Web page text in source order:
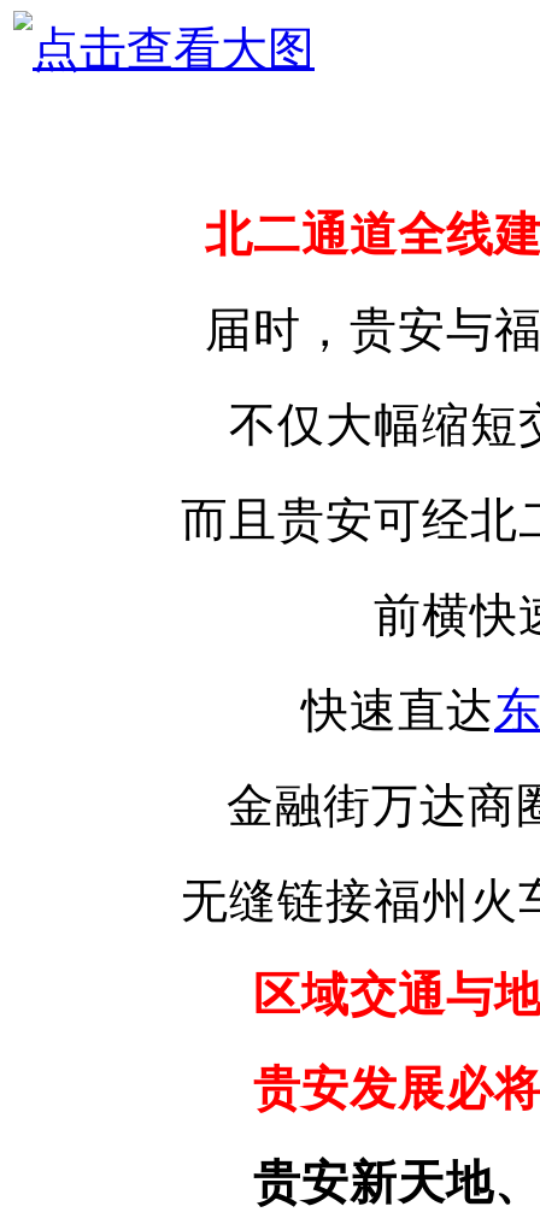
北二通道全线
届时，贵安与
不仅大幅缩短
而且贵安可经北
前横快
快速直达
金融街万达商
无缝链接福州
区域交通与
贵安发展必
贵安新天地